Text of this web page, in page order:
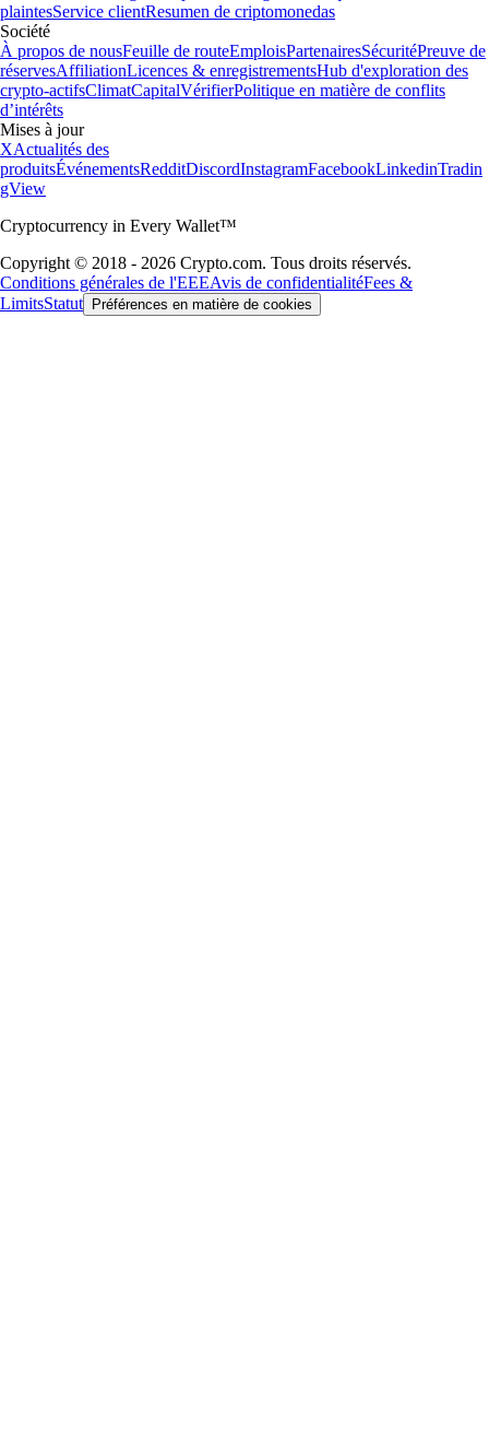
plaintesService clientResumen de criptomonedas
Société
À propos de nousFeuille de routeEmploisPartenairesSécuritéPreuve de
réservesAffiliationLicences & enregistrementsHub d'exploration des
crypto-actifsClimatCapitalVérifierPolitique en matière de conflits
d’intérêts
Mises à jour
XActualités des
produitsÉvénementsRedditDiscordInstagramFacebookLinkedinTradin
gView
Cryptocurrency in Every Wallet™
Copyright © 2018 - 2026 Crypto.com. Tous droits réservés.
Conditions générales de l'EEEAvis de confidentialitéFees &
LimitsStatut Préférences en matière de cookies